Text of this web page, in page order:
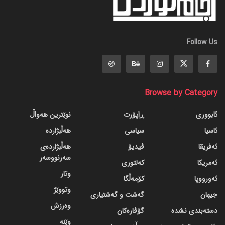
Follow Us
Browse by Category
ئابووری
ئاسیا
ئەفریقا
ئەمریکا
ئەورووپا
جیهان
دسته‌بندی نشده
ڕاپۆرت
سیاسی
ڤیدیۆ
کەلتوری
کۆمەڵگا
گه‌شت و گه‌شتیاری
گۆڤاره‌کان
نوێترین هەواڵ
هەڵبژاردە
هەڵبژاردەی
سەرنووسەر
وتار
وتووێژ
وەرزش
وێنە